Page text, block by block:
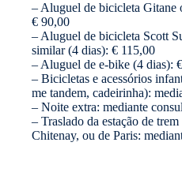
– Aluguel de bicicleta Gitane
€ 90,00
– Aluguel de bicicleta Scott
similar (4 dias): € 115,00
– Aluguel de e-bike (4 dias):
– Bicicletas e acessórios
me tandem, cadeirinha):
– Noite extra: mediante
– Traslado da estação de
Chitenay, ou de Paris: